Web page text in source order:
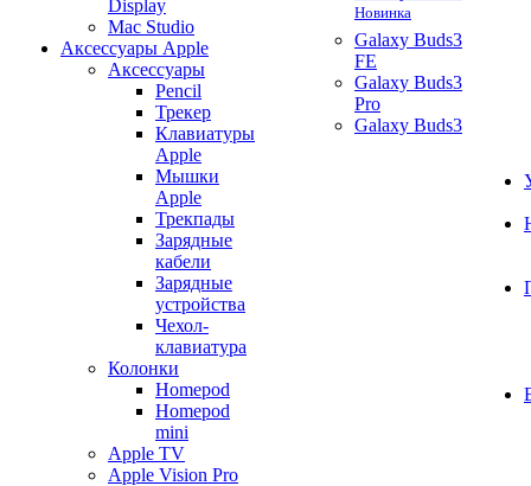
Display
Mac Studio
Аксессуары Apple
Аксессуары
Pencil
Трекер
Клавиатуры
Apple
Мышки
Apple
Трекпады
Зарядные
кабели
Зарядные
устройства
Чехол-
клавиатура
Колонки
Homepod
Homepod
mini
Apple TV
Apple Vision Pro
Новинка
Galaxy Buds3
FE
Galaxy Buds3
Pro
Galaxy Buds3